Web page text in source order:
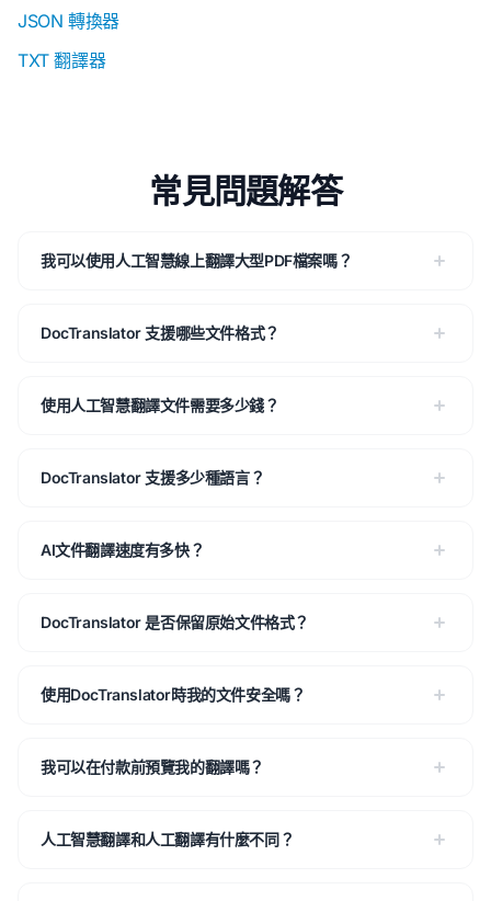
JSON 轉換器
TXT 翻譯器
常見問題解答
我可以使用人工智慧線上翻譯大型PDF檔案嗎？
DocTranslator 支援哪些文件格式？
使用人工智慧翻譯文件需要多少錢？
DocTranslator 支援多少種語言？
AI文件翻譯速度有多快？
DocTranslator 是否保留原始文件格式？
使用DocTranslator時我的文件安全嗎？
我可以在付款前預覽我的翻譯嗎？
人工智慧翻譯和人工翻譯有什麼不同？